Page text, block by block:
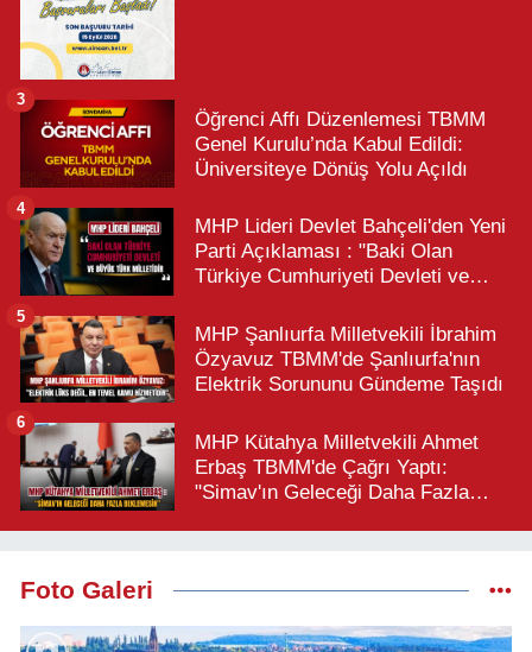
Öğrenci Affı Düzenlemesi TBMM
Genel Kurulu’nda Kabul Edildi:
Üniversiteye Dönüş Yolu Açıldı
3
MHP Lideri Devlet Bahçeli'den Yeni
Parti Açıklaması : "Baki Olan
Türkiye Cumhuriyeti Devleti ve
4
MHP Şanlıurfa Milletvekili İbrahim
Özyavuz TBMM'de Şanlıurfa'nın
Elektrik Sorununu Gündeme Taşıdı
5
MHP Kütahya Milletvekili Ahmet
Erbaş TBMM'de Çağrı Yaptı:
"Simav'ın Geleceği Daha Fazla
6
Foto Galeri